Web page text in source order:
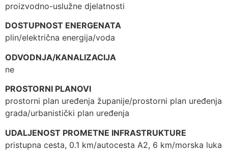
proizvodno-uslužne djelatnosti
DOSTUPNOST ENERGENATA
plin/električna energija/voda
ODVODNJA/KANALIZACIJA
ne
PROSTORNI PLANOVI
prostorni plan uređenja županije/prostorni plan uređenja
grada/urbanistički plan uređenja
UDALJENOST PROMETNE INFRASTRUKTURE
pristupna cesta, 0.1 km/autocesta A2, 6 km/morska luka